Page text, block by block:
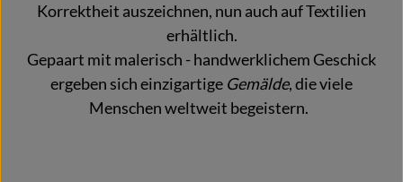
Korrektheit auszeichnen, nun auch auf Textilien
erhältlich.
Gepaart mit malerisch - handwerklichem Geschick
ergeben sich einzigartige Gemälde, die viele
Menschen weltweit begeistern.